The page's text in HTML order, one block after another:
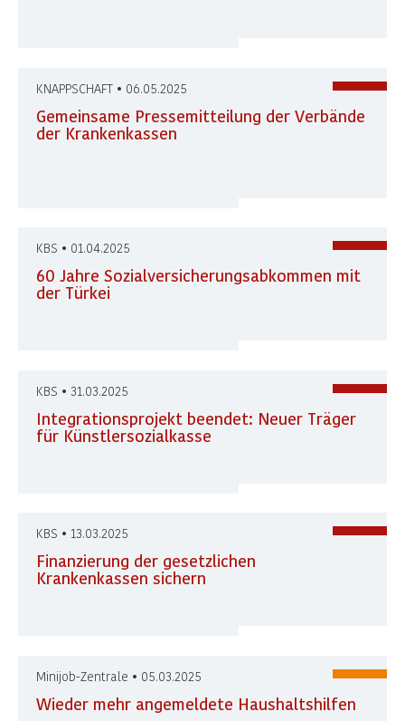
KNAPPSCHAFT • 06.05.2025
Gemeinsame Pressemitteilung der Verbände
der Krankenkassen
KBS • 01.04.2025
60 Jahre Sozialversicherungsabkommen mit
der Türkei
KBS • 31.03.2025
Integrationsprojekt beendet: Neuer Träger
für Künstlersozialkasse
KBS • 13.03.2025
Finanzierung der gesetzlichen
Krankenkassen sichern
Minijob-Zentrale • 05.03.2025
Wieder mehr angemeldete Haushaltshilfen